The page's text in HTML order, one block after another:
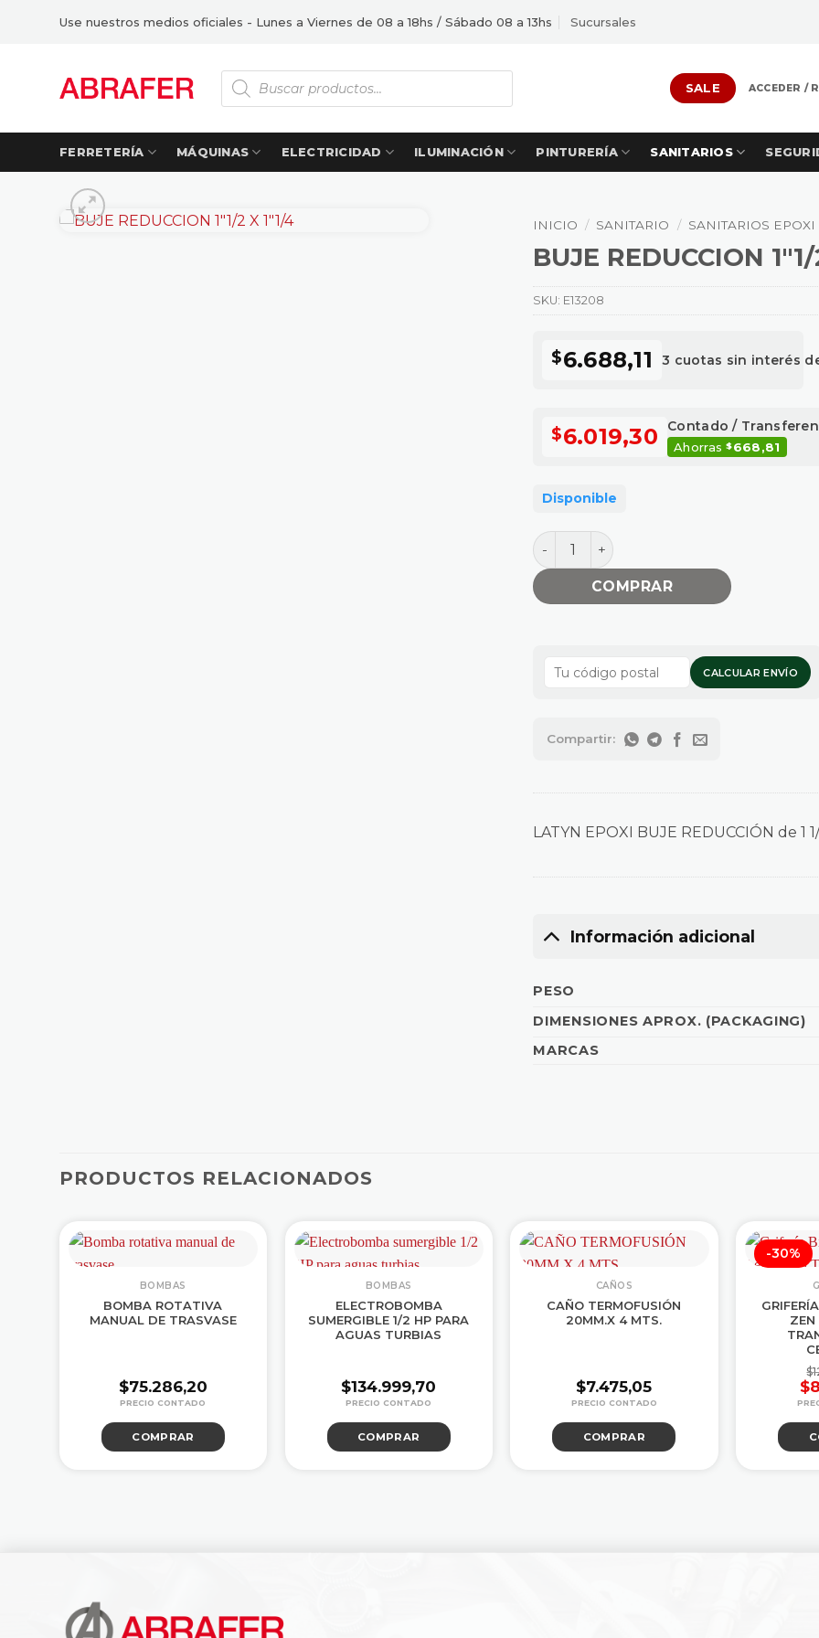
Use nuestros medios oficiales - Lunes a Viernes de 08 a 18hs / Sábado 08 a 13hs Sucursales
Búsqueda
de
productos
SALE ACCEDER /
FERRETERÍA MÁQUINAS ELECTRICIDAD ILUMINACIÓN PINTURERÍA SANITARIOS
INICIO / SANITARIO / SANITARIOS EPOXI
BUJE REDUCCION
$6.688,11 3 cuotas sin interés
$6.019,30 Contado /
Ahorras$668,81
LATYN EPOXI BUJE REDUCCIÓN de 1
Disponible
BUJE REDUCCION 1"1/2 X 1"1/4 cantidad
COMPRAR
CALCULAR ENVÍO
SKU: E13208
Información adicional
PESO
DIMENSIONES APROX. (PACKAGING)
MARCAS
PRODUCTOS RELACIONADOS
BOMBAS
BOMBA ROTATIVA
MANUAL DE TRASVASE
$75.286,20
COMPRAR
BOMBAS
ELECTROBOMBA
SUMERGIBLE 1/2 HP PARA
AGUAS TURBIAS
$134.999,70
COMPRAR
CAÑOS
CAÑO TERMOFUSIÓN
20MM.X 4 MTS.
$7.475,05
COMPRAR
-30%
ZEN
$
$